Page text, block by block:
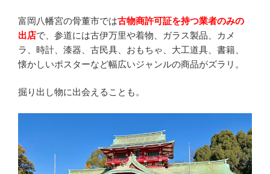
富岡八幡宮の骨董市では古物商許可証を持つ業者のみの
出店で、参道には古伊万里や着物、ガラス製品、カメ
ラ、時計、漆器、古民具、おもちゃ、大工道具、書籍、
懐かしいポスターなど幅広いジャンルの商品がズラリ。
掘り出し物に出会えることも。